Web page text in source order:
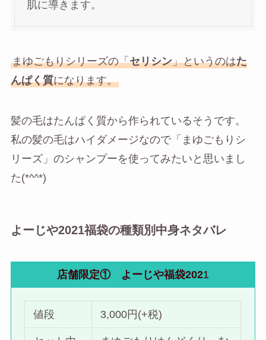
肌に導きます。
まゆごもりシリーズの「セリシン」というのはた
んぱく質になります。
髪の毛はたんぱく質から作られているそうです。
私の髪の毛はハイダメージなので「まゆごもりシ
リーズ」のシャンプーを使ってみたいと思いまし
た(*^^*)
よーじや2021福袋の種類別中身ネタバレ
店舗限定① よーじや福袋2021
値段 3,000円(+税)